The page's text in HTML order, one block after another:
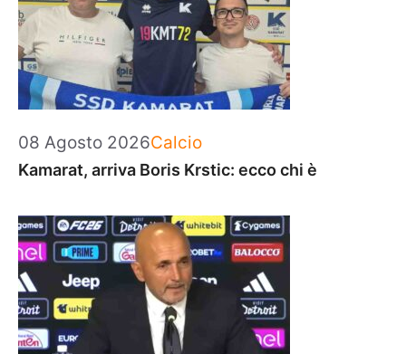
08 Agosto 2026Categorie
Calcio
Kamarat, arriva Boris Krstic: ecco chi è